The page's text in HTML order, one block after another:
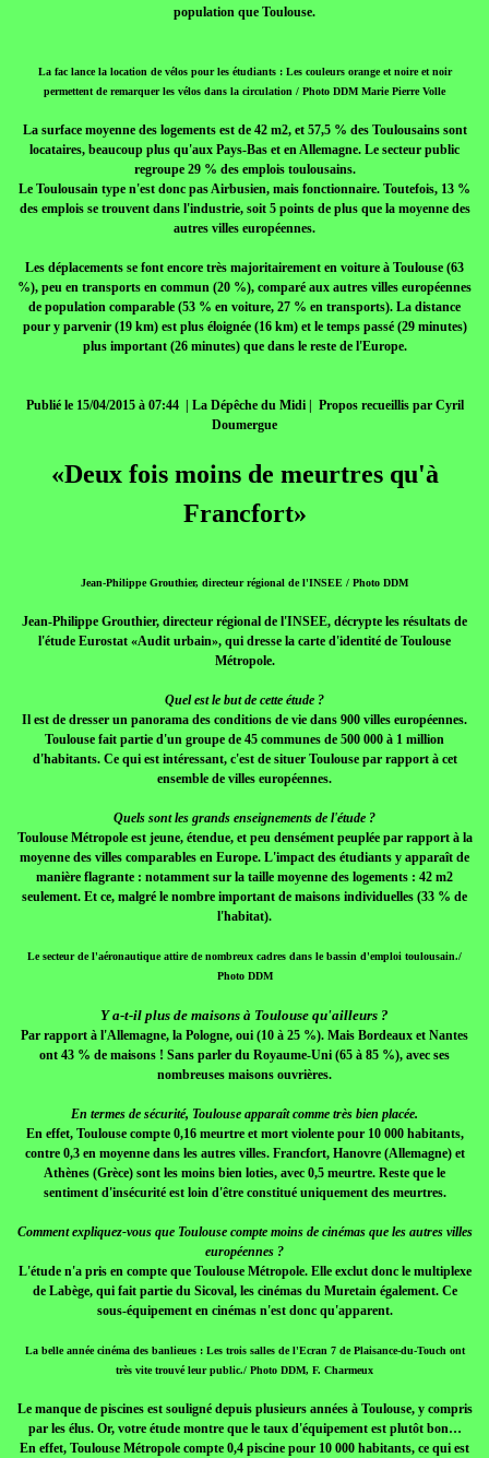
population que Toulouse.
La fac lance la location de vélos pour les étudiants : Les couleurs orange et noire et noir
permettent de remarquer les vélos dans la circulation / Photo DDM Marie Pierre Volle
La surface moyenne des logements est de 42 m2, et 57,5 % des Toulousains sont
locataires, beaucoup plus qu'aux Pays-Bas et en Allemagne. Le secteur public
regroupe 29 % des emplois toulousains.
Le Toulousain type n'est donc pas Airbusien, mais fonctionnaire. Toutefois, 13 %
des emplois se trouvent dans l'industrie, soit 5 points de plus que la moyenne des
autres villes européennes.
Les déplacements se font encore très majoritairement en voiture à Toulouse (63
%), peu en transports en commun (20 %), comparé aux autres villes européennes
de population comparable (53 % en voiture, 27 % en transports). La distance
pour y parvenir (19 km) est plus éloignée (16 km) et le temps passé (29 minutes)
plus important (26 minutes) que dans le reste de l'Europe.
Publié le 15/04/2015 à 07:44 | La Dépêche du Midi | Propos recueillis par Cyril
Doumergue
«Deux fois moins de meurtres qu'à
Francfort»
Jean-Philippe Grouthier, directeur régional de l'INSEE / Photo DDM
Jean-Philippe Grouthier, directeur régional de l'INSEE, décrypte les résultats de
l'étude Eurostat «Audit urbain», qui dresse la carte d'identité de Toulouse
Métropole.
Quel est le but de cette étude ?
Il est de dresser un panorama des conditions de vie dans 900 villes européennes.
Toulouse fait partie d'un groupe de 45 communes de 500 000 à 1 million
d'habitants. Ce qui est intéressant, c'est de situer Toulouse par rapport à cet
ensemble de villes européennes.
Quels sont les grands enseignements de l'étude ?
Toulouse Métropole est jeune, étendue, et peu densément peuplée par rapport à la
moyenne des villes comparables en Europe. L'impact des étudiants y apparaît de
manière flagrante : notamment sur la taille moyenne des logements : 42 m2
seulement. Et ce, malgré le nombre important de maisons individuelles (33 % de
l'habitat).
Le secteur de l'aéronautique attire de nombreux cadres dans le bassin d'emploi toulousain./
Photo DDM
Y a-t-il plus de maisons à Toulouse qu'ailleurs ?
Par rapport à l'Allemagne, la Pologne, oui (10 à 25 %). Mais Bordeaux et Nantes
ont 43 % de maisons ! Sans parler du Royaume-Uni (65 à 85 %), avec ses
nombreuses maisons ouvrières.
En termes de sécurité, Toulouse apparaît comme très bien placée.
En effet, Toulouse compte 0,16 meurtre et mort violente pour 10 000 habitants,
contre 0,3 en moyenne dans les autres villes. Francfort, Hanovre (Allemagne) et
Athènes (Grèce) sont les moins bien loties, avec 0,5 meurtre. Reste que le
sentiment d'insécurité est loin d'être constitué uniquement des meurtres.
Comment expliquez-vous que Toulouse compte moins de cinémas que les autres villes
européennes ?
L'étude n'a pris en compte que Toulouse Métropole. Elle exclut donc le multiplexe
de Labège, qui fait partie du Sicoval, les cinémas du Muretain également. Ce
sous-équipement en cinémas n'est donc qu'apparent.
La belle année cinéma des banlieues : Les trois salles de l'Ecran 7 de Plaisance-du-Touch ont
très vite trouvé leur public./ Photo DDM, F. Charmeux
Le manque de piscines est souligné depuis plusieurs années à Toulouse, y compris
par les élus. Or, votre étude montre que le taux d'équipement est plutôt bon…
En effet, Toulouse Métropole compte 0,4 piscine pour 10 000 habitants, ce qui est